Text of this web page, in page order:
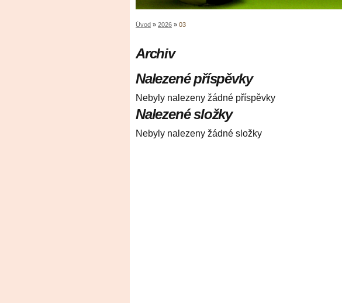
Úvod » 2026 » 03
Archiv
Nalezené příspěvky
Nebyly nalezeny žádné příspěvky
Nalezené složky
Nebyly nalezeny žádné složky